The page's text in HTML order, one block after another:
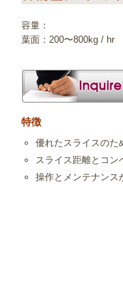
容量：
葉面：200〜800kg / hr
特徴
優れたスライスのた
スライス距離とコン
操作とメンテナンス